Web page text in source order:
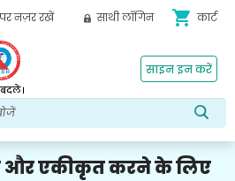
नज़र रखें साथी लॉगिन shopping_cart कार्ट
साइन इन करें
और एकीकृत करने के लिए